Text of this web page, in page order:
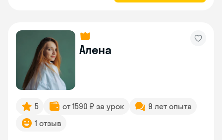
Алена
5 от 1590 ₽ за урок
9 лет опыта
1 отзыв